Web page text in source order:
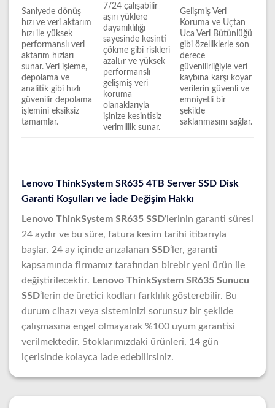
Saniyede dönüş
hızı ve veri aktarım
hızı ile yüksek
performanslı veri
aktarım hızları
sunar. Veri işleme,
depolama ve
analitik gibi hızlı
güvenilir depolama
işlemini eksiksiz
tamamlar.
7/24 çalışabilir
aşırı yüklere
dayanıklılığı
sayesinde kesinti
çökme gibi riskleri
azaltır ve yüksek
performanslı
gelişmiş veri
koruma
olanaklarıyla
işinize kesintisiz
verimlilik sunar.
Gelişmiş Veri
Koruma ve Uçtan
Uca Veri Bütünlüğü
gibi özelliklerle son
derece
güvenilirliğiyle veri
kaybına karşı koyar
verilerin güvenli ve
emniyetli bir
şekilde
saklanmasını sağlar.
Lenovo ThinkSystem SR635 4TB Server SSD Disk
Garanti Koşulları ve İade Değişim Hakkı
Lenovo ThinkSystem SR635 SSD‘lerinin garanti süresi
24 aydır ve bu süre, fatura kesim tarihi itibarıyla
başlar. 24 ay içinde arızalanan SSD‘ler, garanti
kapsamında firmamız tarafından birebir yeni ürün ile
değiştirilecektir. Lenovo ThinkSystem SR635 Sunucu
SSD‘lerin de üretici kodları farklılık gösterebilir. Bu
durum cihazı veya sisteminizi sorunsuz bir şekilde
çalışmasına engel olmayarak %100 uyum garantisi
verilmektedir. Stoklarımızdaki ürünleri, 14 gün
içerisinde kolayca iade edebilirsiniz.